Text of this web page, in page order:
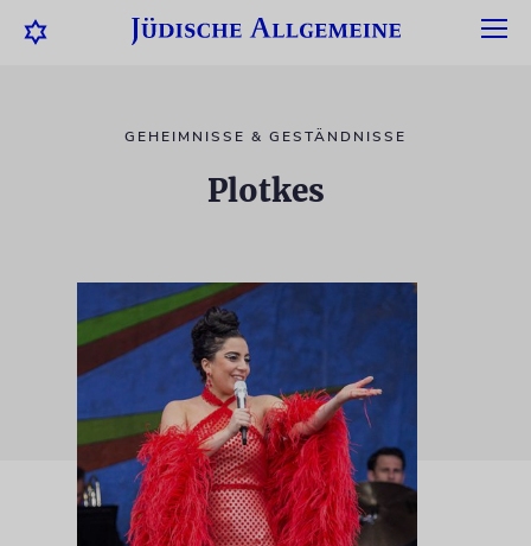
GEHEIMNISSE & GESTÄNDNISSE
Plotkes